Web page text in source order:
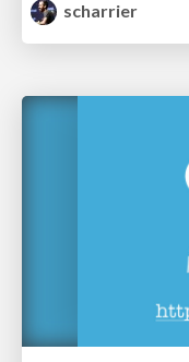
scharrier